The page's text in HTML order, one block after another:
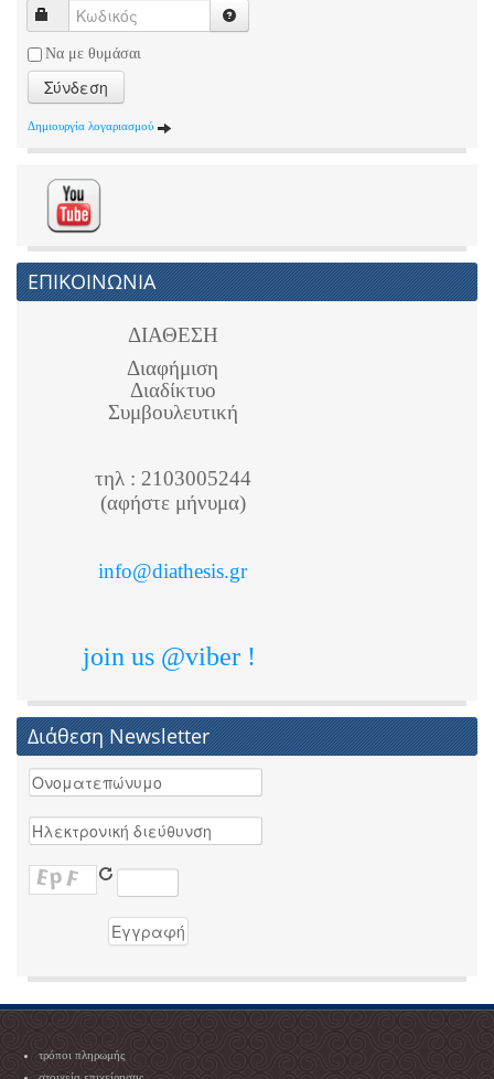
Να με θυμάσαι
Σύνδεση
Δημιουργία λογαριασμού
ΕΠΙΚΟΙΝΩΝΙΑ
ΔΙΑΘΕΣΗ
Διαφήμιση
Διαδίκτυο
Συμβουλευτική
τηλ : 2103005244
(αφήστε μήνυμα)
info@diathesis.gr
join us @viber !
Διάθεση Newsletter
τρόποι πληρωμής